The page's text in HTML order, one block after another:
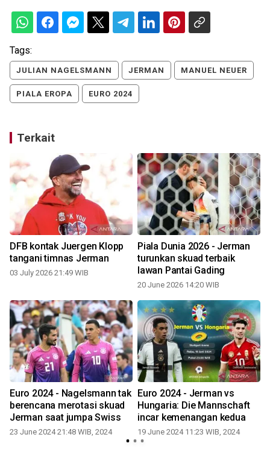
Tags:
JULIAN NAGELSMANN JERMAN MANUEL NEUER
PIALA EROPA EURO 2024
Terkait
DFB kontak Juergen Klopp
tangani timnas Jerman
03 July 2026 21:49 WIB
Piala Dunia 2026 - Jerman
turunkan skuad terbaik
lawan Pantai Gading
20 June 2026 14:20 WIB
Euro 2024 - Nagelsmann tak
berencana merotasi skuad
Jerman saat jumpa Swiss
23 June 2024 21:48 WIB, 2024
Euro 2024 - Jerman vs
Hungaria: Die Mannschaft
incar kemenangan kedua
19 June 2024 11:23 WIB, 2024